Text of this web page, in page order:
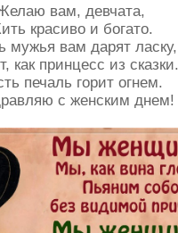
вам, девчата,
красиво и богато.
мужья вам дарят ласку,
как принцесс из сказки.
печаль горит огнем.
с женским днем!